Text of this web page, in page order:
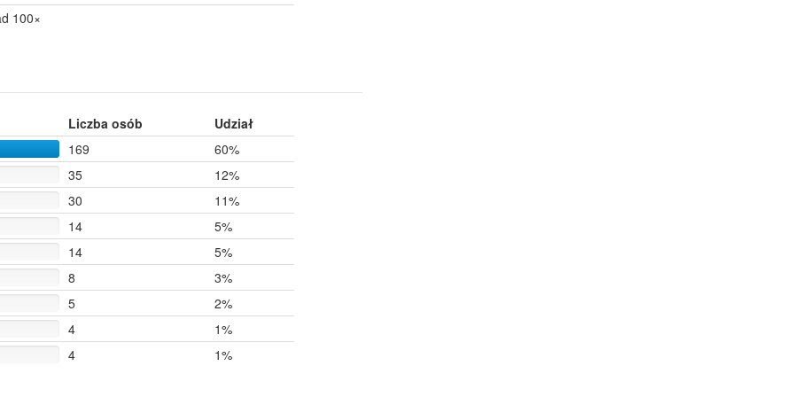
100×
Liczba osób
Udział
169
60%
35
12%
30
11%
14
5%
14
5%
8
3%
5
2%
4
1%
4 1%